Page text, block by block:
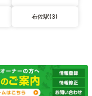
布佐駅(3)